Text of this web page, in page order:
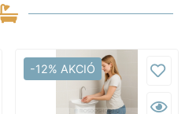
-12% AKCIÓ